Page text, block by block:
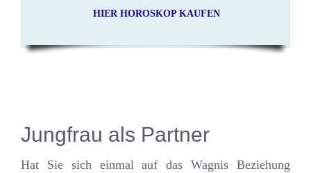
HIER HOROSKOP KAUFEN
Jungfrau als Partner
Hat Sie sich einmal auf das Wagnis Beziehung